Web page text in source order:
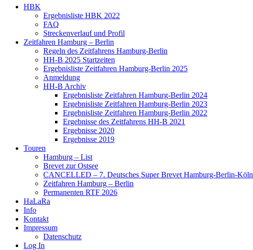
HBK
Ergebnisliste HBK 2022
FAQ
Streckenverlauf und Profil
Zeitfahren Hamburg – Berlin
Regeln des Zeitfahrens Hamburg-Berlin
HH-B 2025 Startzeiten
Ergebnisliste Zeitfahren Hamburg-Berlin 2025
Anmeldung
HH-B Archiv
Ergebnisliste Zeitfahren Hamburg-Berlin 2024
Ergebnisliste Zeitfahren Hamburg-Berlin 2023
Ergebnisliste Zeitfahren Hamburg-Berlin 2022
Ergebnisse des Zeitfahrens HH-B 2021
Ergebnisse 2020
Ergebnisse 2019
Touren
Hamburg – List
Brevet zur Ostsee
CANCELLED – 7. Deutsches Super Brevet Hamburg-Berlin-Köln
Zeitfahren Hamburg – Berlin
Permanenten RTF 2026
HaLaRa
Info
Kontakt
Impressum
Datenschutz
Log In